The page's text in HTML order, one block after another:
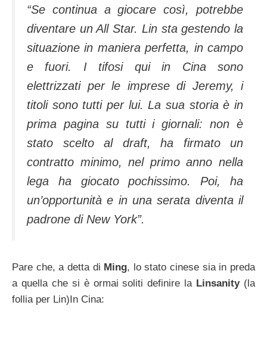
“Se continua a giocare così, potrebbe
diventare un All Star. Lin sta gestendo la
situazione in maniera perfetta, in campo
e fuori. I tifosi qui in Cina sono
elettrizzati per le imprese di Jeremy, i
titoli sono tutti per lui. La sua storia è in
prima pagina su tutti i giornali: non è
stato scelto al draft, ha firmato un
contratto minimo, nel primo anno nella
lega ha giocato pochissimo. Poi, ha
un’opportunità e in una serata diventa il
padrone di New York”.
Pare che, a detta di Ming, lo stato cinese sia in preda
a quella che si è ormai soliti definire la Linsanity(la
follia per Lin)In Cina: